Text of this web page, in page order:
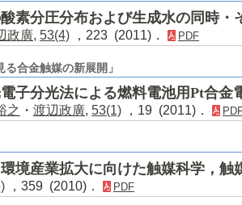
素分圧分布および生成水の同時・
政廣, 53(4) ，223 (2011)． PDF
合金触媒の新展開」
子分光法による燃料電池用Pt合金
之 ・ 渡辺政廣, 53(1) ，19 (2011)．
境産業拡大に向けた触媒科学，触
，359 (2010)． PDF